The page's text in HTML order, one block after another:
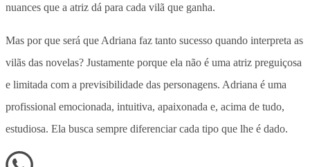
nuances que a atriz dá para cada vilã que ganha.
Mas por que será que Adriana faz tanto sucesso quando interpreta as
vilãs das novelas? Justamente porque ela não é uma atriz preguiçosa
e limitada com a previsibilidade das personagens. Adriana é uma
profissional emocionada, intuitiva, apaixonada e, acima de tudo,
estudiosa. Ela busca sempre diferenciar cada tipo que lhe é dado.